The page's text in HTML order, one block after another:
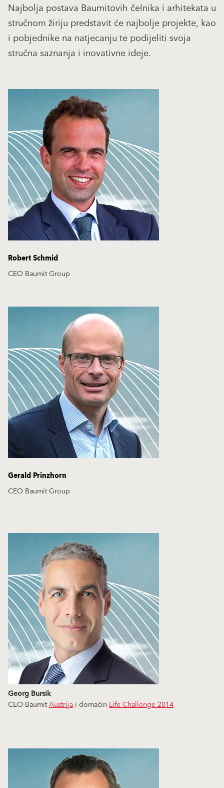
Najbolja postava Baumitovih čelnika i arhitekata u
stručnom žiriju predstavit će najbolje projekte, kao
i pobjednike na natjecanju te podijeliti svoja
stručna saznanja i inovativne ideje.
Robert Schmid
CEO Baumit Group
Gerald Prinzhorn
CEO Baumit Group
Georg Bursik
CEO BaumitAustrija i domaćin Life Challenge 2014